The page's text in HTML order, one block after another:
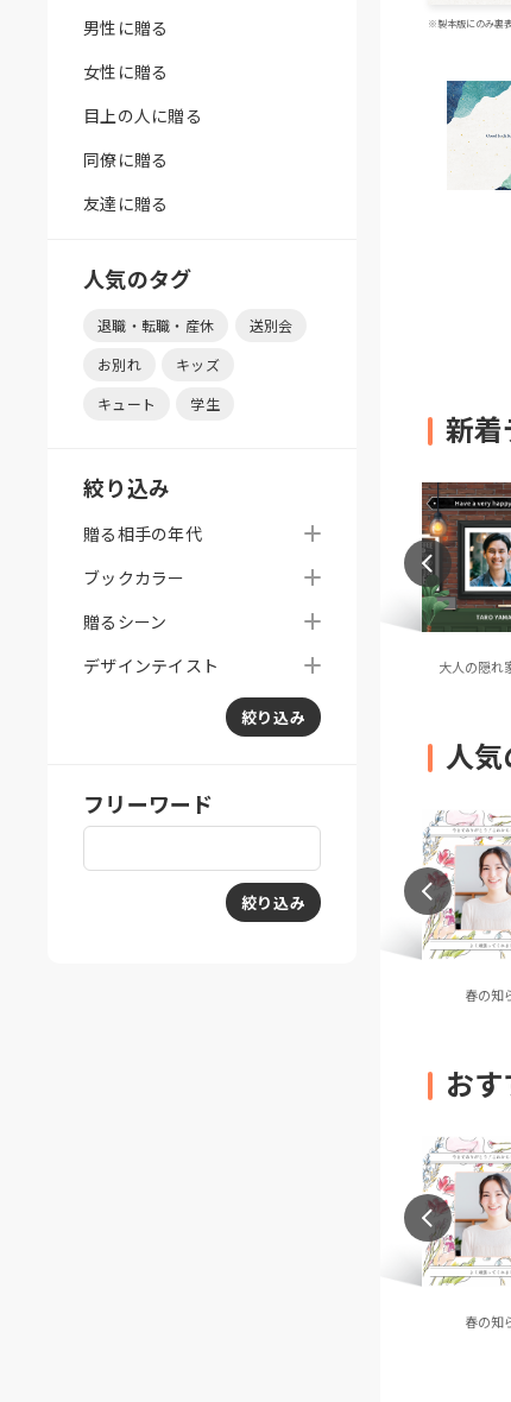
男性に贈る
女性に贈る
目上の人に贈る
同僚に贈る
友達に贈る
人気のタグ
退職・転職・産休
送別会
お別れ
キッズ
キュート
学生
絞り込み
贈る相手の年代
ブックカラー
贈るシーン
デザインテイスト
絞り込み
フリーワード
絞り込み
※製本版にのみ裏
新着
オレンジ無地） TONES（グリーン無地） 大人の隠れ
人気
春の知
お
春の知